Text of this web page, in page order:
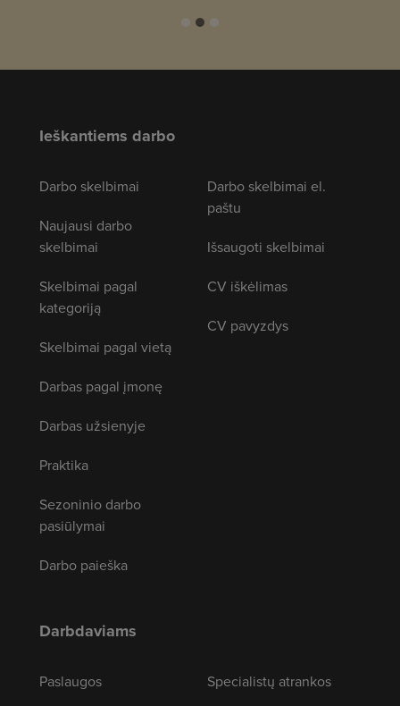
Ieškantiems darbo
Darbo skelbimai
Naujausi darbo
skelbimai
Skelbimai pagal
kategoriją
Skelbimai pagal vietą
Darbas pagal įmonę
Darbas užsienyje
Praktika
Sezoninio darbo
pasiūlymai
Darbo paieška
Darbo skelbimai el.
paštu
Išsaugoti skelbimai
CV iškėlimas
CV pavyzdys
Darbdaviams
Paslaugos
Specialistų atrankos